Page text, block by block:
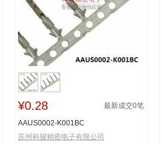
¥0.28 最新成交0笔
AAUS0002-K001BC
苏州科骏精密电子有限公司